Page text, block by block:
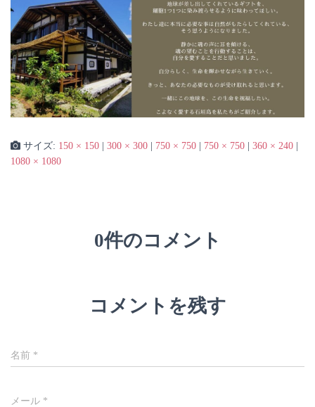
サイズ: 150 × 150 300 × 300 750 × 750 750 × 750 360 × 240
1080 × 1080
0件のコメント
コメントを残す
名前 *
メール *